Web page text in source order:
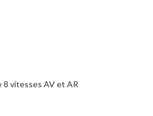
8 vitesses AV et AR